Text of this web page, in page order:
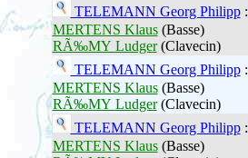
TELEMANN Georg Philipp:
MERTENS Klaus(Basse)
RÃ‰MY Ludger(Clavecin)
TELEMANN Georg Philipp:
MERTENS Klaus(Basse)
RÃ‰MY Ludger(Clavecin)
TELEMANN Georg Philipp:
MERTENS Klaus(Basse)